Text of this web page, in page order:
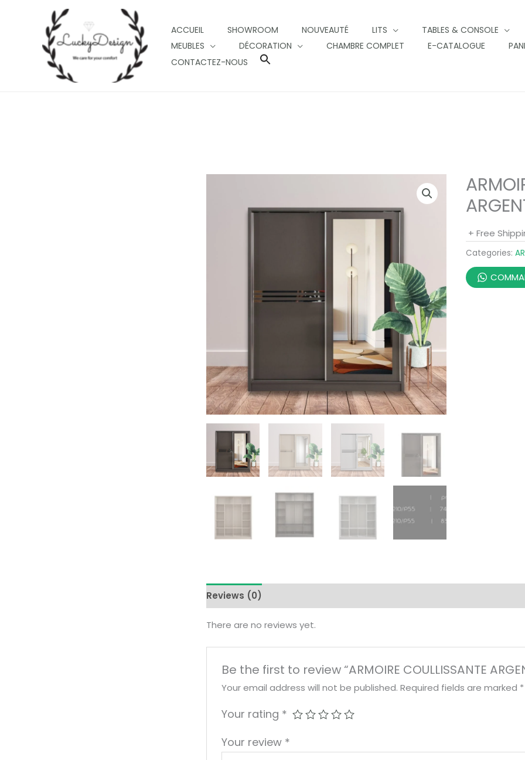
ACCUEIL SHOWROOM NOUVEAUTÉ LITS
TABLES & CONSOLE
MEUBLES
DÉCORATION CHAMBRE COMPLET E-CATALOGUE
CONTACTEZ-NOUS
+ Free
Categories:
Reviews (0)
There are no reviews yet.
Be the first to review “ARMOIRE COULLISSANTE
Your email address will not be published. Required fields are marked *
Your rating *
Your review *